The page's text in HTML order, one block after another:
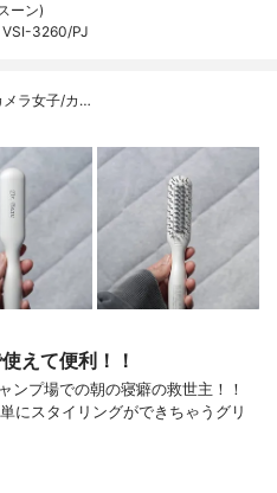
ーン)
VSI-3260/PJ
メラ女子/カ…
えて便利！！
ンプ場での朝の寝癖の救世主！！
にスタイリングができちゃうグリ